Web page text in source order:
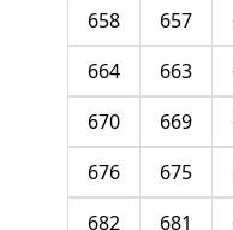
657
658
663
664
669
670
675
676
681
682